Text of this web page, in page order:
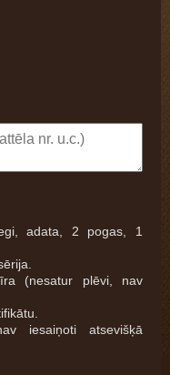
adata, 2 pogas, 1
(nesatur plēvi, nav
iesaiņoti atsevišķā